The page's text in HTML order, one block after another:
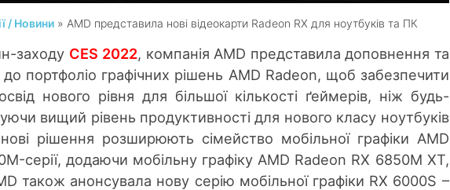
/ Новини » AMD представила нові відеокарти Radeon RX для ноутбуків та ПК
заходу CES 2022, компанія AMD представила доповнення та
портфоліо графічних рішень AMD Radeon, щоб забезпечити
нового рівня для більшої кількості ґеймерів, ніж будь-
вищий рівень продуктивності для нового класу ноутбуків
рішення розширюють сімейство мобільної графіки AMD
серії, додаючи мобільну графіку AMD Radeon RX 6850M XT,
також анонсувала нову серію мобільної графіки RX 6000S –